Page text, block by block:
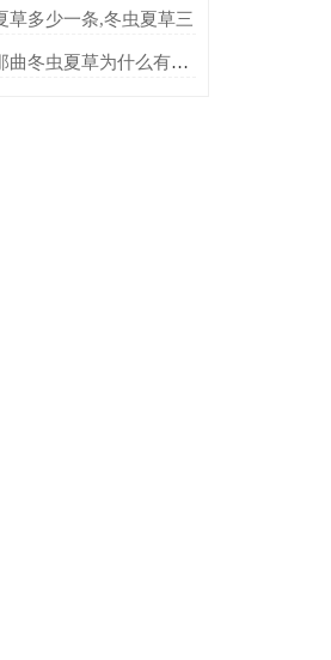
草多少一条,冬虫夏草三
冬虫夏草为什么有那么